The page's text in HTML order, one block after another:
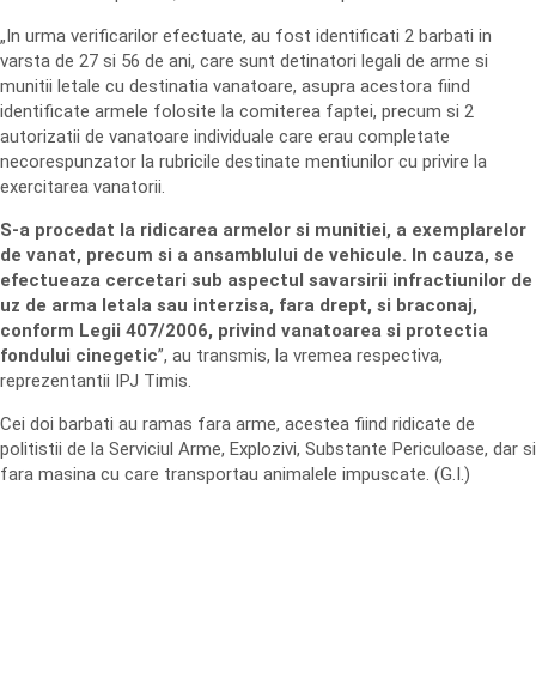
„In urma verificarilor efectuate, au fost identificati 2 barbati in
varsta de 27 si 56 de ani, care sunt detinatori legali de arme si
munitii letale cu destinatia vanatoare, asupra acestora fiind
identificate armele folosite la comiterea faptei, precum si 2
autorizatii de vanatoare individuale care erau completate
necorespunzator la rubricile destinate mentiunilor cu privire la
exercitarea vanatorii.
S-a procedat la ridicarea armelor si munitiei, a exemplarelor
de vanat, precum si a ansamblului de vehicule. In cauza, se
efectueaza cercetari sub aspectul savarsirii infractiunilor de
uz de arma letala sau interzisa, fara drept, si braconaj,
conform Legii 407/2006, privind vanatoarea si protectia
fondului cinegetic”, au transmis, la vremea respectiva,
reprezentantii IPJ Timis.
Cei doi barbati au ramas fara arme, acestea fiind ridicate de
politistii de la Serviciul Arme, Explozivi, Substante Periculoase, dar si
fara masina cu care transportau animalele impuscate. (G.I.)